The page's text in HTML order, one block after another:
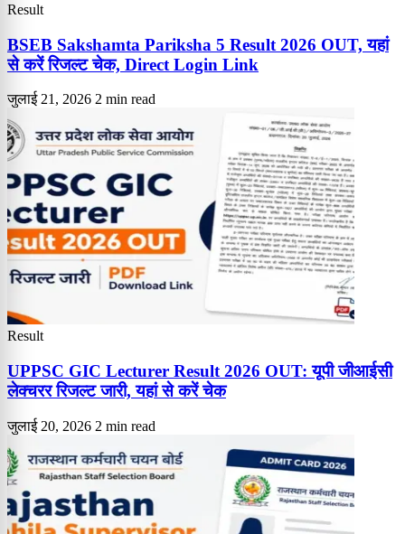
Result
BSEB Sakshamta Pariksha 5 Result 2026 OUT, यहां
से करें रिजल्ट चेक, Direct Login Link
जुलाई 21, 2026 2 min read
Result
UPPSC GIC Lecturer Result 2026 OUT: यूपी जीआईसी
लेक्चरर रिजल्ट जारी, यहां से करें चेक
जुलाई 20, 2026 2 min read